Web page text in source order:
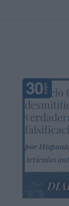
Marcelo
por
Artículos